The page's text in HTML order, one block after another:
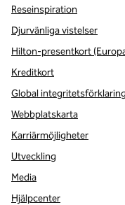
Reseinspiration
Djurvänliga vistelser
Hilton-presentkort
Kreditkort
Global integritetsförklaring
Webbplatskarta
Karriärmöjligheter
Utveckling
Media
Hjälpcenter